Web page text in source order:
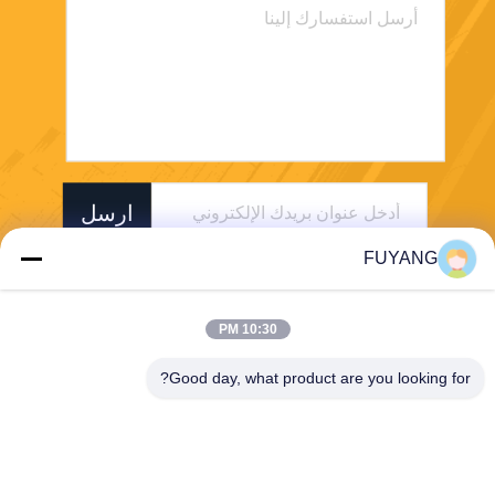
ارسل
Shenzhen FUYANG Technology Group Co.
FUYANG
10:30 PM
Good day, what product are you looking for?